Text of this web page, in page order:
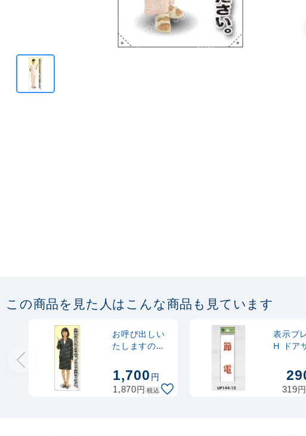
この商品を見た人はこんな商品も見ています
お呼び出しい
たしますので
女性上着 等身
大バナー 素材:
ポンジ(薄手生
1,700円
1,870円 税込
表示プ
H ドア
m アク
示:節電
319円